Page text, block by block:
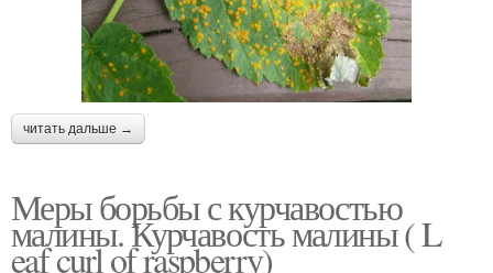
читать дальше →
Меры борьбы с курчавостью
малины. Курчавость малины ( L
eaf curl of raspberry)